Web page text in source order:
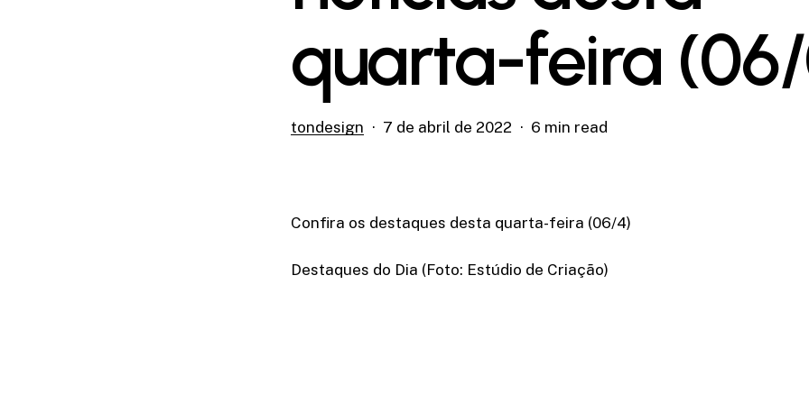
quarta-feira
tondesign 7 de abril de 2022 6 min read
Confira os destaques desta quarta-feira (06/4)
Destaques do Dia (Foto: Estúdio de Criação)